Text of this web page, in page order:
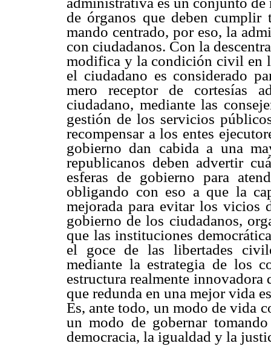
de órganos que deben cumplir
mando centrado, por eso, la
con ciudadanos. Con la
modifica y la condición civil en
el ciudadano es considerado
mero receptor de cortesías
ciudadano, mediante las
gestión de los servicios
recompensar a los entes
gobierno dan cabida a una
republicanos deben advertir
esferas de gobierno para
obligando con eso a que la
mejorada para evitar los vicios
gobierno de los ciudadanos,
que las instituciones
el goce de las libertades
mediante la estrategia de los
estructura realmente
que redunda en una mejor vida
Es, ante todo, un modo de vida
un modo de gobernar
democracia, la igualdad y la